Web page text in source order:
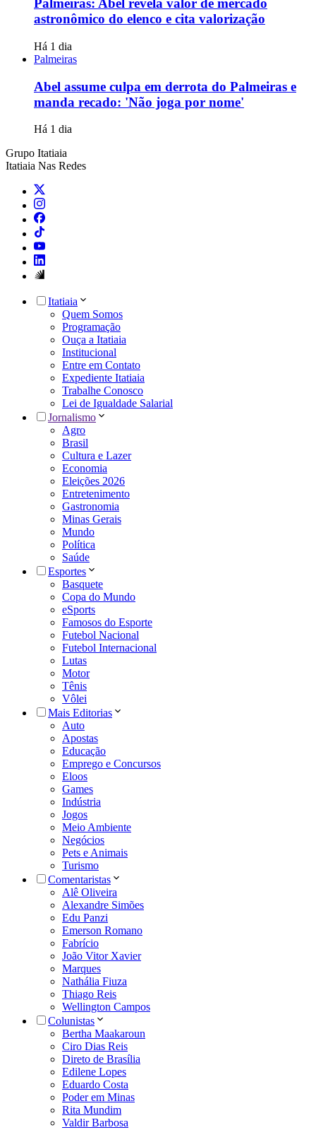
Palmeiras: Abel revela valor de mercado
astronômico do elenco e cita valorização
Há 1 dia
Palmeiras
Abel assume culpa em derrota do Palmeiras e
manda recado: 'Não joga por nome'
Há 1 dia
Grupo Itatiaia
Itatiaia Nas Redes
Itatiaia
Quem Somos
Programação
Ouça a Itatiaia
Institucional
Entre em Contato
Expediente Itatiaia
Trabalhe Conosco
Lei de Igualdade Salarial
Jornalismo
Agro
Brasil
Cultura e Lazer
Economia
Eleições 2026
Entretenimento
Gastronomia
Minas Gerais
Mundo
Política
Saúde
Esportes
Basquete
Copa do Mundo
eSports
Famosos do Esporte
Futebol Nacional
Futebol Internacional
Lutas
Motor
Tênis
Vôlei
Mais Editorias
Auto
Apostas
Educação
Emprego e Concursos
Eloos
Games
Indústria
Jogos
Meio Ambiente
Negócios
Pets e Animais
Turismo
Comentaristas
Alê Oliveira
Alexandre Simões
Edu Panzi
Emerson Romano
Fabrício
João Vitor Xavier
Marques
Nathália Fiuza
Thiago Reis
Wellington Campos
Colunistas
Bertha Maakaroun
Ciro Dias Reis
Direto de Brasília
Edilene Lopes
Eduardo Costa
Poder em Minas
Rita Mundim
Valdir Barbosa